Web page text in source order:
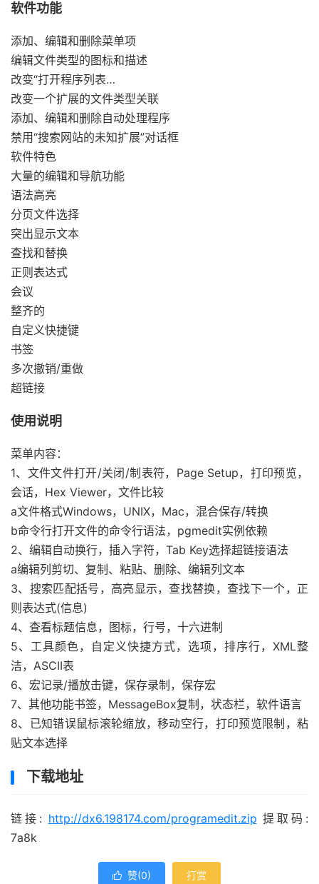
软件功能
添加、编辑和删除菜单项
编辑文件类型的图标和描述
改变“打开程序列表…
改变一个扩展的文件类型关联
添加、编辑和删除自动处理程序
禁用“搜索网站的未知扩展”对话框
软件特色
大量的编辑和导航功能
语法高亮
分页文件选择
突出显示文本
查找和替换
正则表达式
会议
整齐的
自定义快捷键
书签
多次撤销/重做
超链接
使用说明
菜单内容：
1、文件文件打开/关闭/制表符，Page Setup，打印预览，
会话，Hex Viewer，文件比较
a文件格式Windows，UNIX，Mac，混合保存/转换
b命令行打开文件的命令行语法，pgmedit实例依赖
2、编辑自动换行，插入字符，Tab Key选择超链接语法
a编辑列剪切、复制、粘贴、删除、编辑列文本
3、搜索匹配括号，高亮显示，查找替换，查找下一个，正
则表达式(信息)
4、查看标题信息，图标，行号，十六进制
5、工具颜色，自定义快捷方式，选项，排序行，XML整
洁，ASCII表
6、宏记录/播放击键，保存录制，保存宏
7、其他功能书签，MessageBox复制，状态栏，软件语言
8、已知错误鼠标滚轮缩放，移动空行，打印预览限制，粘
贴文本选择
下载地址
链接: http://dx6.198174.com/programedit.zip 提取码:
7a8k
 赞(0) 打赏